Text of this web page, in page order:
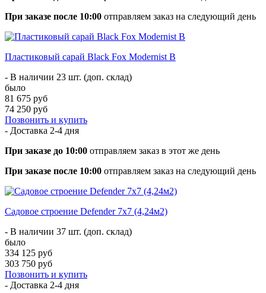
При заказе после 10:00 отправляем заказ на следующий день
Пластиковый сарай Black Fox Modernist B
- В наличии 23 шт. (доп. склад)
было
81 675 руб
74 250 руб
Позвонить и купить
- Доставка 2-4 дня
При заказе до 10:00 отправляем заказ в этот же день
При заказе после 10:00 отправляем заказ на следующий день
Садовое строение Defender 7х7 (4,24м2)
- В наличии 37 шт. (доп. склад)
было
334 125 руб
303 750 руб
Позвонить и купить
- Доставка 2-4 дня